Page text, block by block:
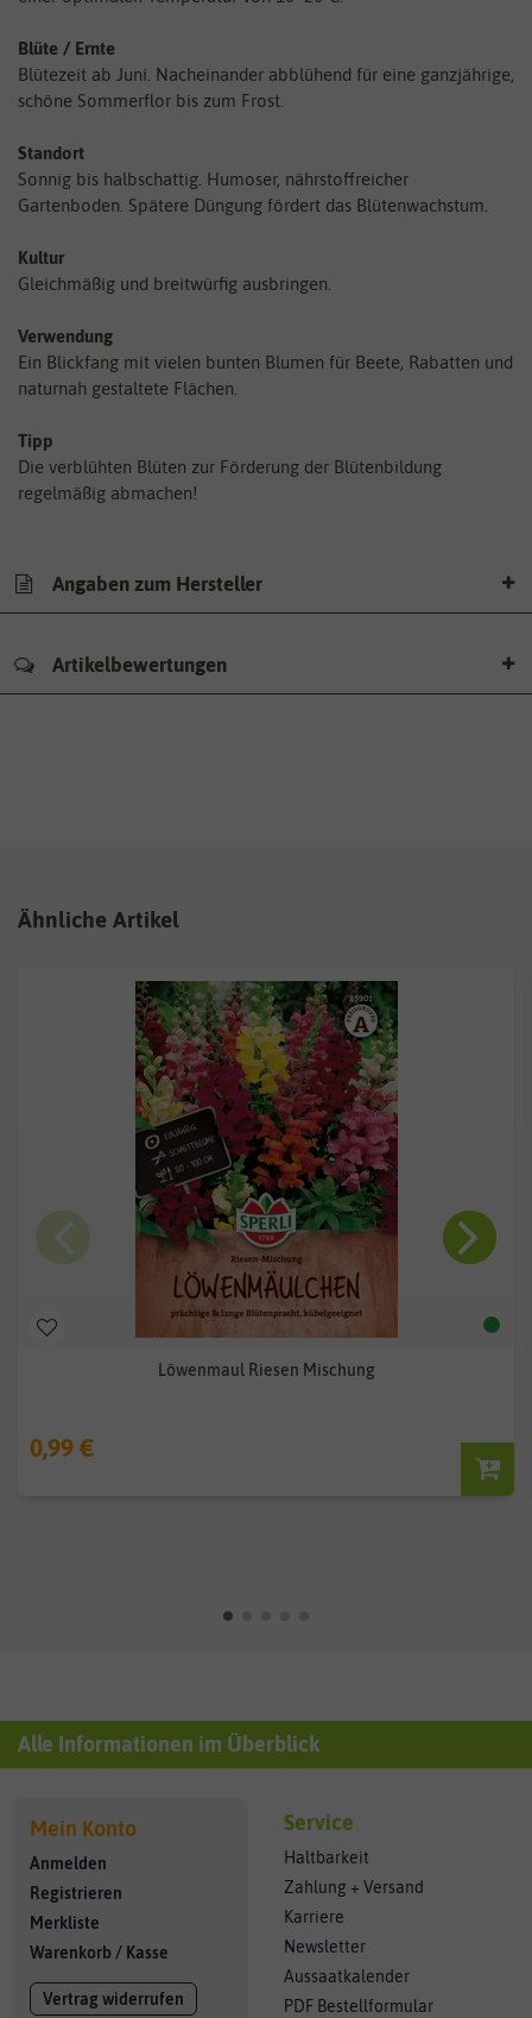
Blüte / Ernte
Blütezeit ab Juni. Nacheinander abblühend für eine ganzjährige,
schöne Sommerflor bis zum Frost.
Standort
Sonnig bis halbschattig. Humoser, nährstoffreicher
Gartenboden. Spätere Düngung fördert das Blütenwachstum.
Kultur
Gleichmäßig und breitwürfig ausbringen.
Verwendung
Ein Blickfang mit vielen bunten Blumen für Beete, Rabatten und
naturnah gestaltete Flächen.
Tipp
Die verblühten Blüten zur Förderung der Blütenbildung
regelmäßig abmachen!
Angaben zum Hersteller
Artikelbewertungen
Ähnliche Artikel
Löwenmaul Riesen Mischung
0,99 €
Alle Informationen im Überblick
Mein Konto
Anmelden
Registrieren
Merkliste
Warenkorb / Kasse
Vertrag widerrufen
Service
Haltbarkeit
Zahlung + Versand
Karriere
Newsletter
Aussaatkalender
PDF Bestellformular